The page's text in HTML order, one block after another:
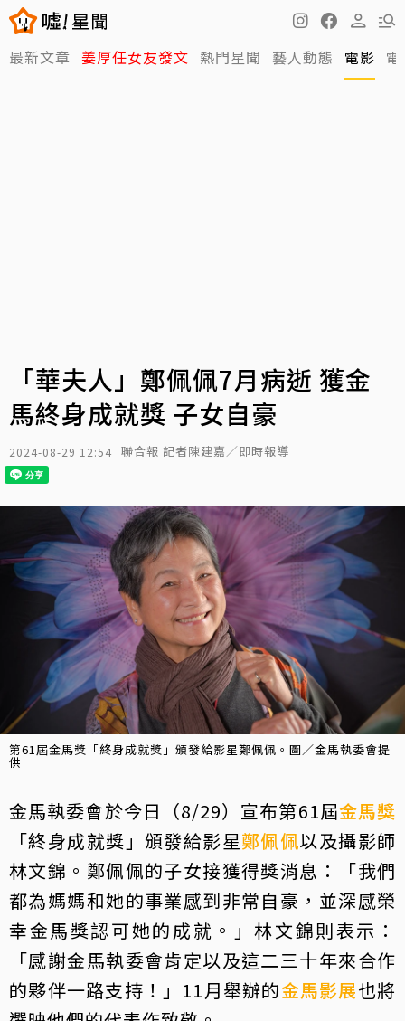
最新文章 姜厚任女友發文 熱門星聞 藝人動態 電影
「華夫人」鄭佩佩7月病逝 獲金
馬終身成就獎 子女自豪
2024-08-29 12:54 聯合報 記者陳建嘉／即時報導
第61屆金馬獎「終身成就獎」頒發給影星鄭佩佩。圖／金馬執委會提
供
金馬執委會於今日（8/29）宣布第61屆金馬獎
「終身成就獎」頒發給影星鄭佩佩以及攝影師
林文錦。鄭佩佩的子女接獲得獎消息：「我們
都為媽媽和她的事業感到非常自豪，並深感榮
幸金馬獎認可她的成就。」林文錦則表示：
「感謝金馬執委會肯定以及這二三十年來合作
的夥伴一路支持！」11月舉辦的金馬影展也將